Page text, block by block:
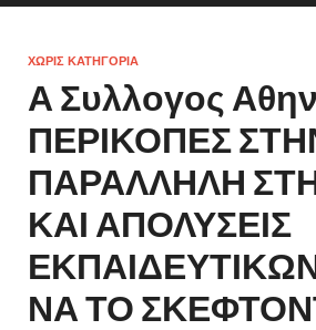
ΧΩΡΊΣ ΚΑΤΗΓΟΡΊΑ
Α Συλλογος
ΠΕΡΙΚΟΠΕΣ
ΠΑΡΑΛΛΗΛΗ
ΚΑΙ ΑΠΟΛΥΣΕΙΣ
ΝΑ ΤΟ